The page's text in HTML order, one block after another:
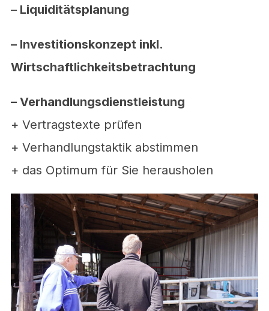
–Liquiditätsplanung
– Investitionskonzept inkl.
Wirtschaftlichkeitsbetrachtung
– Verhandlungsdienstleistung
+ Vertragstexte prüfen
+ Verhandlungstaktik abstimmen
+ das Optimum für Sie herausholen